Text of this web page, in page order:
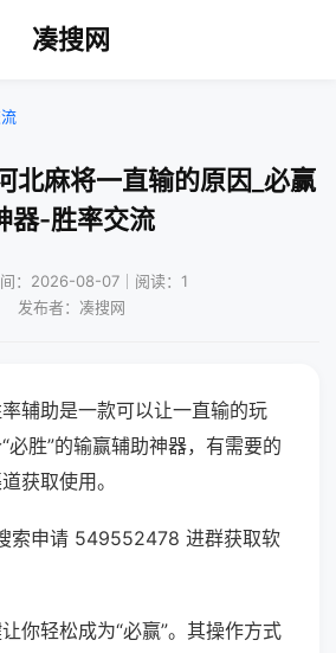
凑搜网
北麻将一直输的原因_必赢
器-胜率交流
：2026-08-07｜阅读：1
发布者：凑搜网
辅助是一款可以让一直输的玩
必胜”的输赢辅助神器，有需要的
获取使用。
索申请 549552478 进群获取软
你轻松成为“必赢”。其操作方式